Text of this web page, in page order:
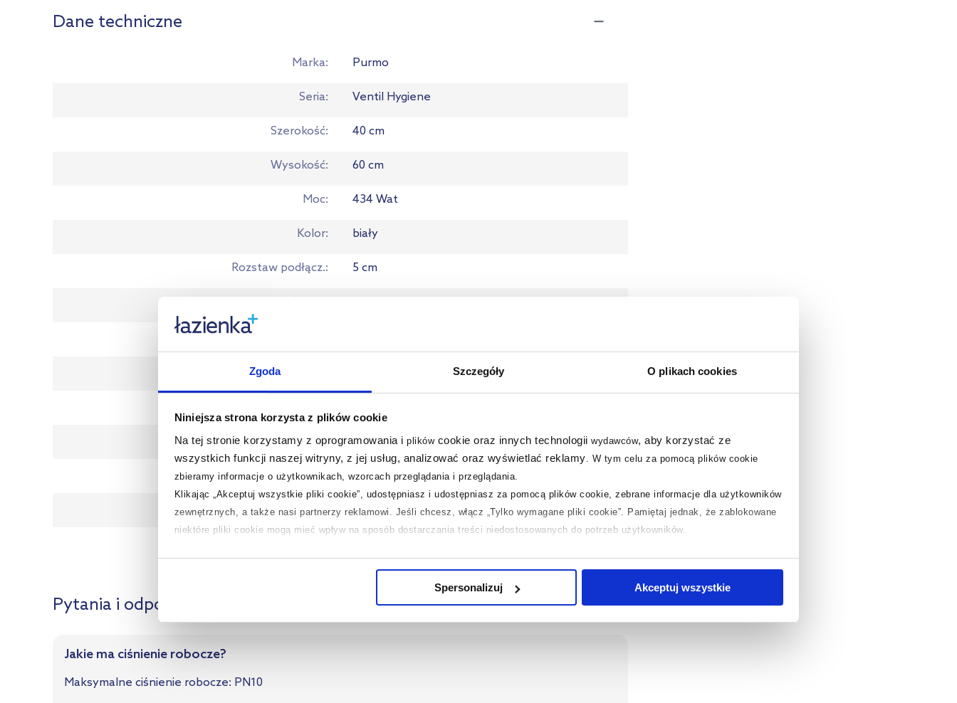
Zgoda Szczegóły O plikach cookies
Niniejsza strona korzysta z plików cookie
Na tej stronie korzystamy z oprogramowania i plikówcookie oraz innych technologii wydawców, aby korzystać ze
wszystkich funkcji naszej witryny, z jej usług, analizować oraz wyświetlać reklamy
W tym celu za pomocą plików cookie
zbieramy informacje o użytkownikach, wzorcach przeglądania i przeglądania.
Klikając „Akceptuj wszystkie pliki cookie”, udostępniasz i udostępniasz za pomocą plików cookie, zebrane informacje dla użytkowników
zewnętrznych, a także nasi partnerzy reklamowi. Jeśli chcesz, włącz „Tylko wymagane pliki cookie”. Pamiętaj jednak, że zablokowane
niektóre pliki cookie mogą mieć wpływ na sposób dostarczania treści niedostosowanych do potrzeb użytkowników.
na temat plików cookie i tego, dlaczego ich przepisy, przejdź do zakładek „Informacje o plikach cookie”.
Spersonalizuj Akceptuj wszystkie
Dane techniczne
Marka Purmo
Seria Ventil Hygiene
Szerokość 40 cm
Wysokość 60 cm
Moc 434 Wat
Kolor biały
Rozstaw podłącz. 5 cm
Podłączenie
Orientacja pozioma
Kod EAN 5907814706478
Gwarancja Pobierz
Pytania i odpowiedzi
Jakie ma ciśnienie robocze?
Maksymalne ciśnienie robocze: PN10